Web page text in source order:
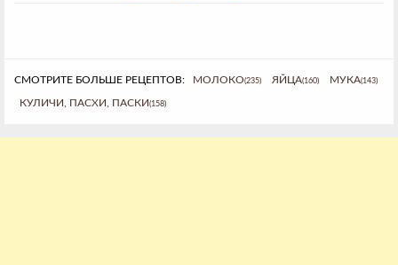
СМОТРИТЕ БОЛЬШЕ РЕЦЕПТОВ: МОЛОКО(235) ЯЙЦА(160) МУКА(143)
КУЛИЧИ, ПАСХИ, ПАСКИ(158)